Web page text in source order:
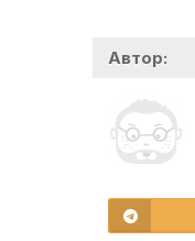
Автор: